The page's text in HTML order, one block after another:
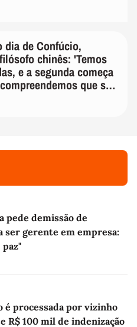
dia de Confúcio,
chinês: 'Temos
e a segunda começa
que só
pede demissão de
ser gerente em empresa:
é processada por vizinho
R$ 100 mil de indenização